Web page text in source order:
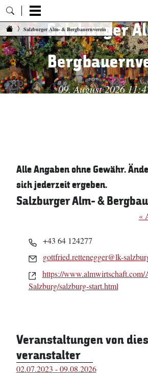
Zum Inhalt springen
Salzburger Alm- & Bergbauernverein
Salzburger
09. August 2026
Alle Angaben ohne Gewähr.
sich jederzeit ergeben.
Salzburger Alm- &
«
Telefon
+43 64 124277
Email
gottfried.rettenegger@lk-
Webseite
https://
Salzburg/salzburg-start.html
Veranstaltungen von
veranstalter
02.07.2023 - 09.08.2026